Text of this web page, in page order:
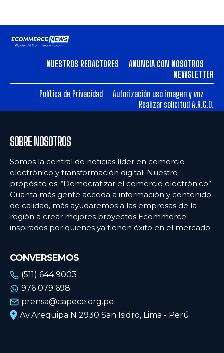
NUESTROS REDACTORES
ANUNCIA CON NOSOTROS
NEWSLETTER
Política de Privacidad
Autorización uso imagen y voz
Realizar solicitud A.R.C.O.
SOBRE NOSOTROS
Somos la central de noticias líder en comercio
electrónico y transformación digital. Nuestro
propósito es: “Democratizar el comercio electrónico”.
Cuanta más gente acceda a información y contenido
de calidad, más ayudaremos a las empresas de la
región a crear mejores proyectos Ecommerce
inspirados por quienes ya tienen éxito en el mercado.
CONVERSEMOS
(511) 644 9003
976 079 698
prensa@capece.org.pe
Av.Arequipa N 2930 San Isidro, Lima - Perú